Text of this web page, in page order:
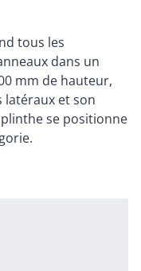
tous les
dans un
mm de hauteur,
latéraux et son
se positionne